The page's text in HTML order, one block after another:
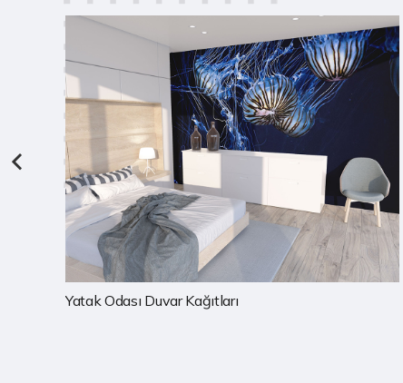
Çocuk Odası Duvar Kağıtları